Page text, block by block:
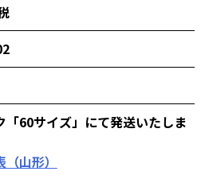
「60サイズ」にて発送いたしま
山形）